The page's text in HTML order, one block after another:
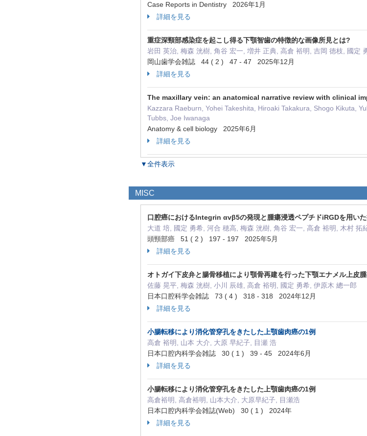
Case Reports in Dentistry 2026年1月
詳細を見る
重症深頸部感染症を起こし得る下顎智歯の特徴的な画像所見とは?
岩田 英治, 梅森 洸樹, 角谷 宏一, 増井 正典, 高倉 裕明, 吉岡 徳枝, 國定
岡山歯学会雑誌 44 ( 2 ) 47 - 47 2025年12月
詳細を見る
The maxillary vein: an anatomical narrative review with clinical
Kazzara Raeburn, Yohei Takeshita, Hiroaki Takakura, Shogo Kikuta,
Tubbs, Joe Iwanaga
Anatomy & cell biology 2025年6月
詳細を見る
▼全件表示
MISC
口腔癌におけるIntegrin αvβ5の発現と腫瘍浸透ペプチドiRGDを用い
大道 培, 國定 勇希, 河合 穂高, 梅森 洸樹, 角谷 宏一, 高倉 裕明, 木村 拓
頭頸部癌 51 ( 2 ) 197 - 197 2025年5月
詳細を見る
オトガイ下皮弁と腸骨移植により顎骨再建を行った下顎エナメル上皮
佐藤 晃平, 梅森 洸樹, 小川 辰雄, 高倉 裕明, 國定 勇希, 伊原木 總一郎
日本口腔科学会雑誌 73 ( 4 ) 318 - 318 2024年12月
詳細を見る
小腸転移により消化管穿孔をきたした上顎歯肉癌の1例
高倉 裕明, 山本 大介, 大原 早紀子, 目瀬 浩
日本口腔内科学会雑誌 30 ( 1 ) 39 - 45 2024年6月
詳細を見る
小腸転移により消化管穿孔をきたした上顎歯肉癌の1例
高倉裕明, 高倉裕明, 山本大介, 大原早紀子, 目瀬浩
日本口腔内科学会雑誌(Web) 30 ( 1 ) 2024年
詳細を見る